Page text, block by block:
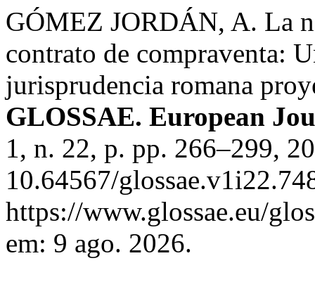
GÓMEZ JORDÁN, A. La
contrato de compraventa:
jurisprudencia romana
GLOSSAE. European
1, n. 22, p. pp. 266–299,
10.64567/
https://www.glossae.eu/
em: 9 ago. 2026.